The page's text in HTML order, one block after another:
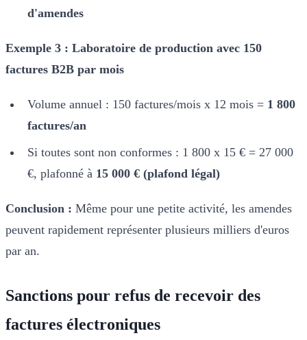
d'amendes
Exemple 3 : Laboratoire de production avec 150
factures B2B par mois
Volume annuel : 150 factures/mois x 12 mois = 1 800
factures/an
Si toutes sont non conformes : 1 800 x 15 € = 27 000
€, plafonné à 15 000 € (plafond légal)
Conclusion : Même pour une petite activité, les amendes
peuvent rapidement représenter plusieurs milliers d'euros
par an.
Sanctions pour refus de recevoir des
factures électroniques